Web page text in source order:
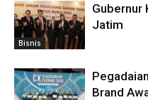
Bisnis
Gubernur
Jatim
Brand